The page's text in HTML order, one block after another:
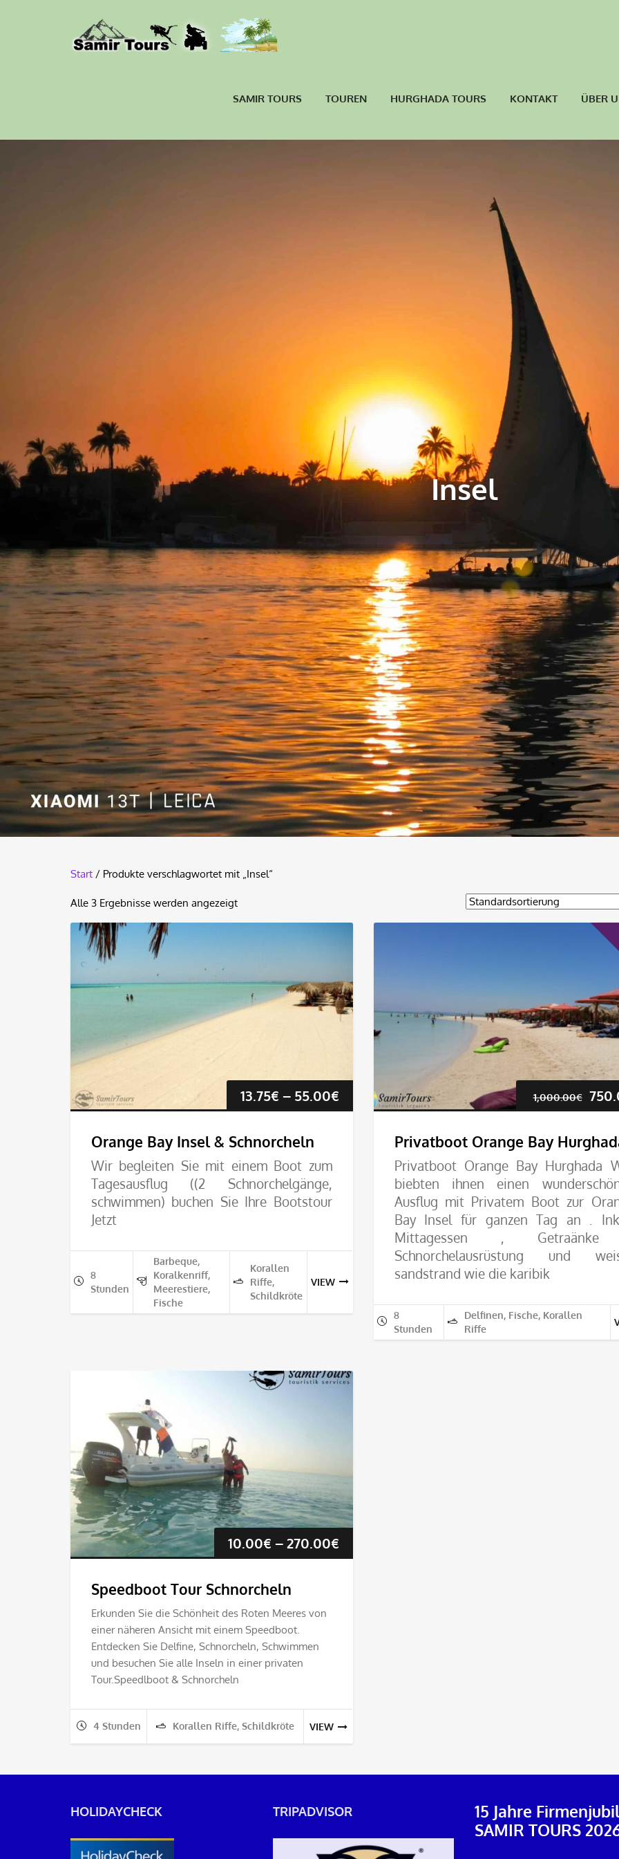
SAMIR TOURS TOUREN HURGHADA TOURS KONTAKT ÜBER
Insel
Start / Produkte verschlagwortet mit „Insel“
Alle 3 Ergebnisse werden angezeigt
13.75€ – 55.00€Preisspanne:
Orange Bay Insel & Schnorcheln
Wir begleiten Sie mit einem Boot zum
Tagesausflug ((2 Schnorchelgänge,
schwimmen) buchen Sie Ihre Bootstour
Jetzt
8
Stunden
Barbeque,
Koralkenriff,
Meerestiere,
Fische
Korallen
Riffe,
Schildkröte
VIEW
1,000.00€
war:
Privatboot Orange Bay
Privatboot Orange Bay Hurghada
biebten ihnen einen
Ausflug mit Privatem Boot zur
Bay Insel für ganzen Tag an .
Mittagessen , Getraänke
Schnorchelausrüstung und
sandstrand wie die karibik
8
Stunden
Delfinen, Fische, Korallen
Riffe
10.00€ –270.00€Preisspanne:
Speedboot Tour Schnorcheln
Erkunden Sie die Schönheit des Roten Meeres von
einer näheren Ansicht mit einem Speedboot.
Entdecken Sie Delfine, Schnorcheln, Schwimmen
und besuchen Sie alle Inseln in einer privaten
Tour.Speedlboot & Schnorcheln
4 Stunden Korallen Riffe, Schildkröte VIEW
HOLIDAYCHECK TRIPADVISOR
15 Jahre
SAMIR TOURS